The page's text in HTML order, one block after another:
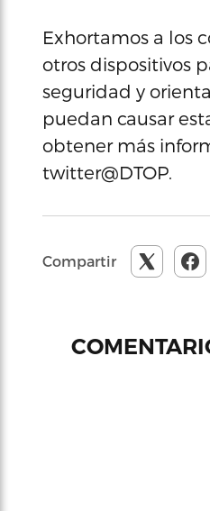
Exhortamos a los
otros dispositivos
seguridad y
puedan causar
obtener más
twitter@DTOP.
Compartir